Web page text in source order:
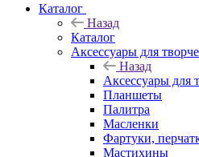
Каталог
Назад
Каталог
Аксессуары для
Назад
Аксессуары для
Планшеты
Палитра
Масленки
Фартуки,
Мастихины